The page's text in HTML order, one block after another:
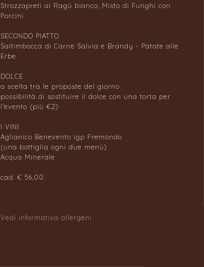
Strozzapreti al Ragù bianco, Misto di Funghi con
Porcini
SECONDO PIATTO
Saltimbocca di Carne Salvia e Brandy - Patate alle
Erbe
DOLCE
a scelta tra le proposte del giorno
possibilità di sostituire il dolce con una torta per
l’evento (più €2)
I VINI
Aglianico Benevento igp Fremondo
(una bottiglia ogni due menù)
Acqua Minerale
cad. € 56,00
Vedi informativa allergeni